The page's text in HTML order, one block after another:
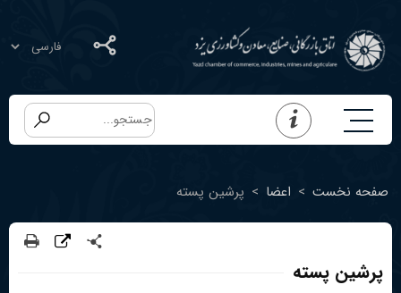
صفحه نخست > اعضا > پرشین پسته
پرشین پسته